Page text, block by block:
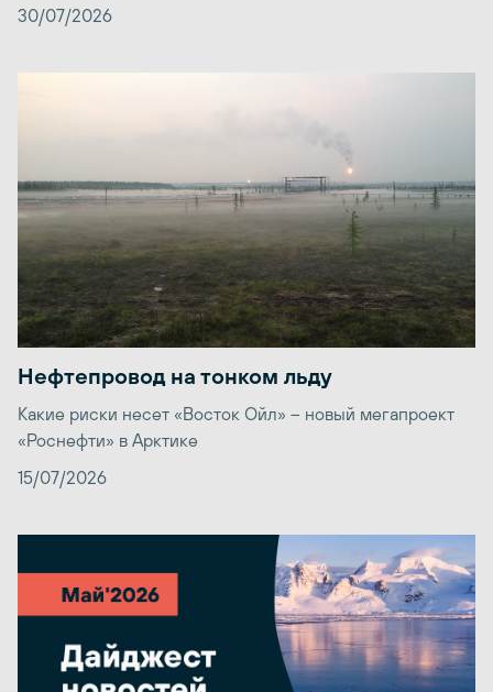
30/07/2026
Нефтепровод на тонком льду
Какие риски несет «Восток Ойл» – новый мегапроект
«Роснефти» в Арктике
15/07/2026